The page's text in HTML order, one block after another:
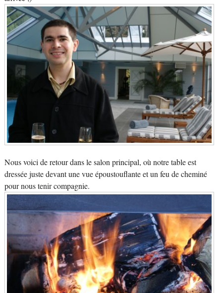
Nous voici de retour dans le salon principal, où notre table est
dressée juste devant une vue époustouflante et un feu de cheminé
pour nous tenir compagnie.